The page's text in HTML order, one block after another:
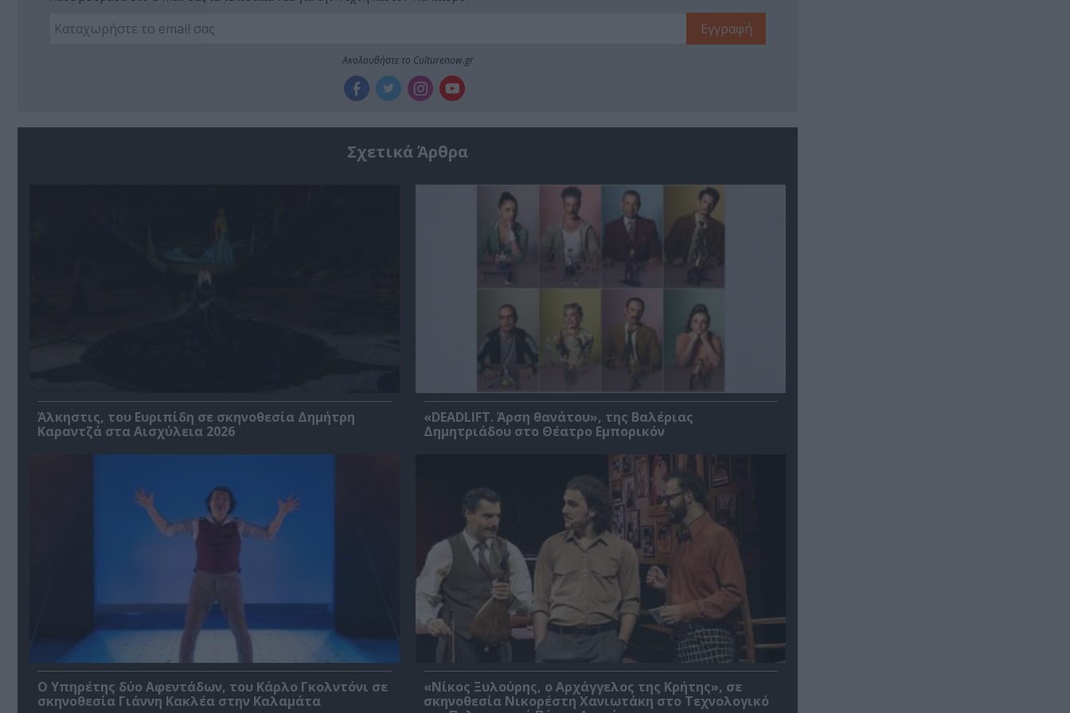
Ακολουθήστε το Culturenow.gr
Σχετικά Άρθρα
Άλκηστις, του Ευριπίδη σε σκηνοθεσία Δημήτρη
Καραντζά στα Αισχύλεια 2026
«DEADLIFT. Άρση θανάτου», της Βαλέριας
Δημητριάδου στο Θέατρο Εμπορικόν
Ο Υπηρέτης δύο Αφεντάδων, του Κάρλο Γκολντόνι σε
σκηνοθεσία Γιάννη Κακλέα στην Καλαμάτα
«Νίκος Ξυλούρης, ο Αρχάγγελος της Κρήτης», σε
σκηνοθεσία Νικορέστη Χανιωτάκη στο Τεχνολογικό